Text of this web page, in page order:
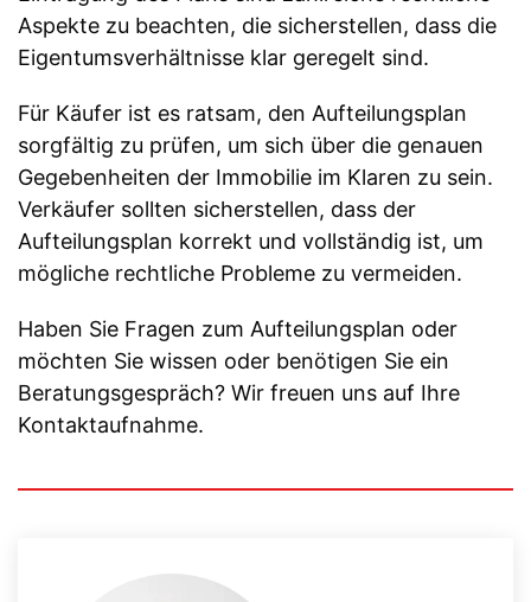
Aspekte zu beachten, die sicherstellen, dass die
Eigentumsverhältnisse klar geregelt sind.
Für Käufer ist es ratsam, den Aufteilungsplan
sorgfältig zu prüfen, um sich über die genauen
Gegebenheiten der Immobilie im Klaren zu sein.
Verkäufer sollten sicherstellen, dass der
Aufteilungsplan korrekt und vollständig ist, um
mögliche rechtliche Probleme zu vermeiden.
Haben Sie Fragen zum Aufteilungsplan oder
möchten Sie wissen oder benötigen Sie ein
Beratungsgespräch? Wir freuen uns auf Ihre
Kontaktaufnahme.